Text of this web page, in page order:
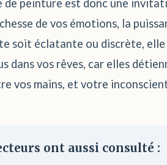
de peinture est donc une
de vos émotions, la
soit éclatante ou discrète, elle
dans vos rêves, car elles
vos mains, et votre
ont aussi consulté :